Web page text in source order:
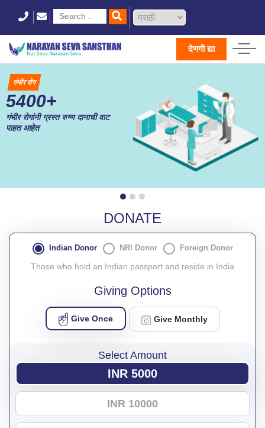
देणगी द्या
गंभीर रोग
5400+
गंभीर रोगांनी ग्रस्त रुग्ण दानाची वाट
पाहत आहेत
DONATE
Indian Donor NRI Donor Foreign Donor
Those who hold an Indian passport and reside in India
Giving Options
Give Once Give Monthly
Select Amount
INR 5000
INR 10000